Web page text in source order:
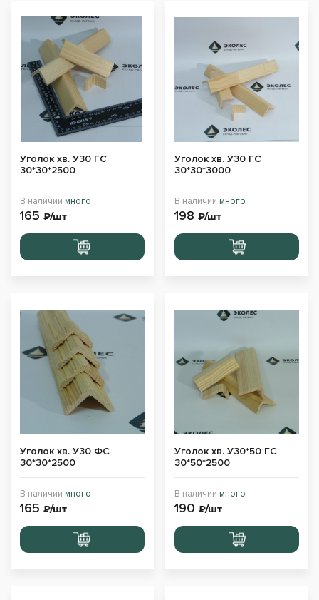
Уголок хв. У30 ГС
30*30*2500
В наличии много
165 ₽/шт
Перейти
в корзину
Уголок хв. У30 ГС
30*30*3000
В наличии много
198 ₽/шт
Перейти
в корзину
Уголок хв. У30 ФС
30*30*2500
В наличии много
165 ₽/шт
Перейти
в корзину
Уголок хв. У30*50 ГС
30*50*2500
В наличии много
190 ₽/шт
Перейти
в корзину